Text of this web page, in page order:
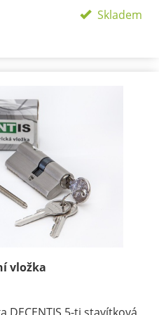
rozety 134 mm
materiál.
WC nebo koupelnu
levá / koule
pravá / koule
Skladem
vložka